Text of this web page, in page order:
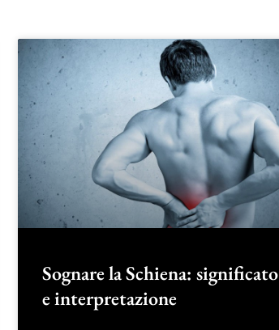
Sognare la Schiena: significato
e interpretazione